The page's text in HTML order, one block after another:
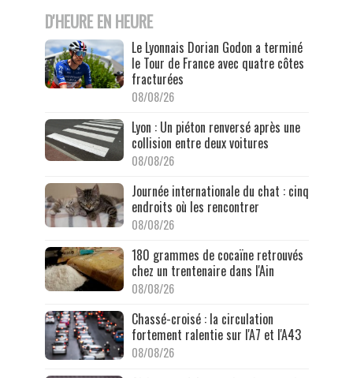
D'HEURE EN HEURE
Le Lyonnais Dorian Godon a terminé
le Tour de France avec quatre côtes
fracturées
08/08/26
Lyon : Un piéton renversé après une
collision entre deux voitures
08/08/26
Journée internationale du chat : cinq
endroits où les rencontrer
08/08/26
180 grammes de cocaïne retrouvés
chez un trentenaire dans l'Ain
08/08/26
Chassé-croisé : la circulation
fortement ralentie sur l'A7 et l'A43
08/08/26